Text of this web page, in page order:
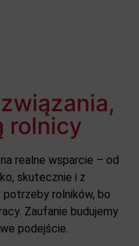
rolnicy
realne wsparcie – od
skutecznie i z
potrzeby rolników, bo
Zaufanie budujemy
podejście.